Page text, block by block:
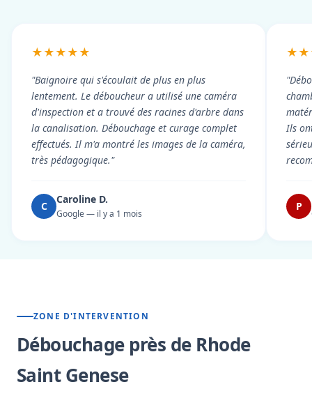
★★★★★
"Baignoire qui s'écoulait de plus en plus
lentement. Le déboucheur a utilisé une caméra
d'inspection et a trouvé des racines d'arbre dans
la canalisation. Débouchage et curage complet
effectués. Il m'a montré les images de la caméra,
très pédagogique."
C
Caroline D.
Google — il y a 1 mois
Ils
P
ZONE D'INTERVENTION
Débouchage près de Rhode
Saint Genese